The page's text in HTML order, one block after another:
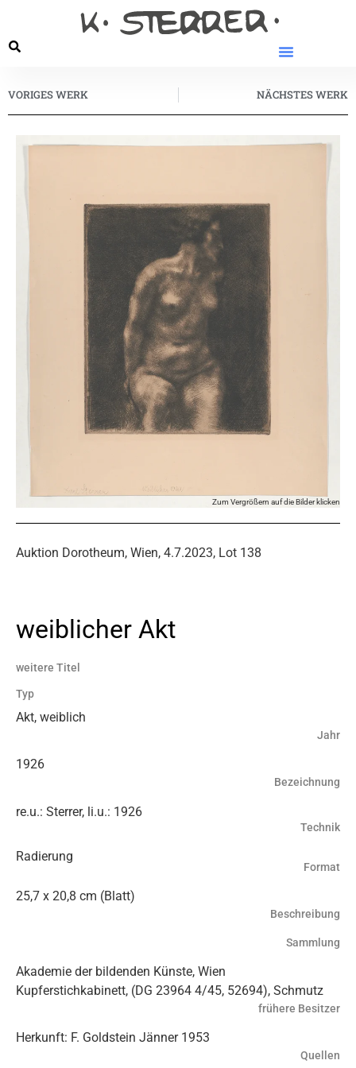
VORIGES WERK NÄCHSTES WERK
Zum Vergrößern auf die Bilder klicken
Auktion Dorotheum, Wien, 4.7.2023, Lot 138
weiblicher Akt
weitere Titel
Typ
Akt, weiblich
Jahr
1926
Bezeichnung
re.u.: Sterrer, li.u.: 1926
Technik
Radierung
Format
25,7 x 20,8 cm (Blatt)
Beschreibung
Sammlung
Akademie der bildenden Künste, Wien
Kupferstichkabinett, (DG 23964 4/45, 52694), Schmutz
frühere Besitzer
Herkunft: F. Goldstein Jänner 1953
Quellen